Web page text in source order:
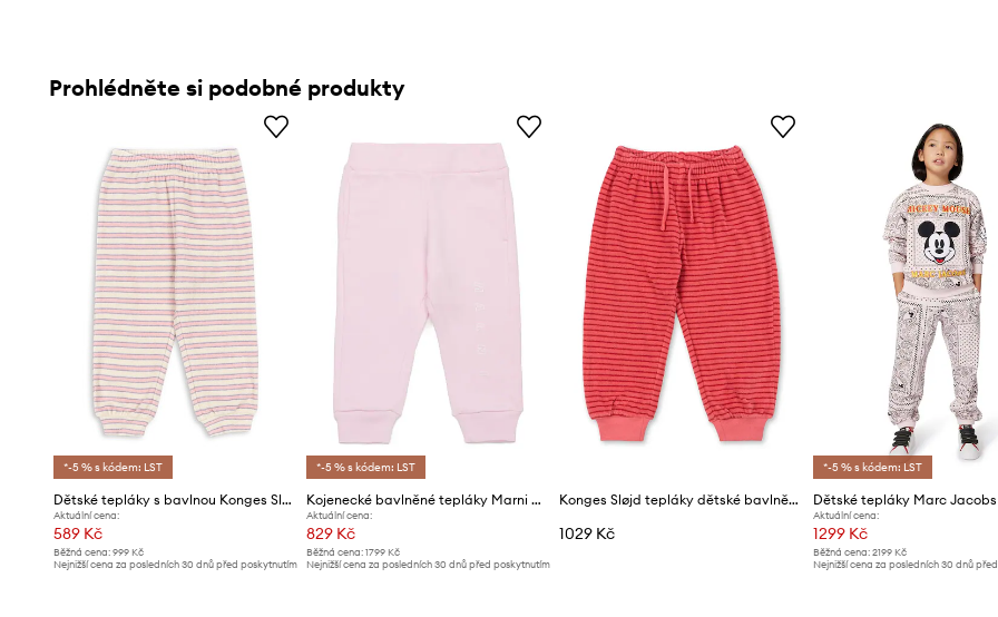
Prohlédněte si podobné produkty
*-5 % s kódem: LST
Dětské tepláky s bavlnou Konges Sløjd ITTY SWEAT PANTS GOTS
Aktuální cena:
589 Kč
Běžná cena: 999 Kč
Nejnižší cena za posledních 30 dnů před poskytnutím
*-5 % s kódem: LST
Kojenecké bavlněné tepláky Marni MP192B TROUSERS
Aktuální cena:
829 Kč
Běžná cena:1799 Kč
Nejnižší cena za posledních 30 dnů před poskytnutím
Konges Sløjd tepláky dětské bavlněné ITTY SWEAT PANTS GOTS
1029 Kč
*-5 % s kódem: LST
Dětské tepláky Marc Jacobs
Aktuální cena:
1299 Kč
Běžná cena: 2199 Kč
Nejnižší cena za posledních 30 dnů